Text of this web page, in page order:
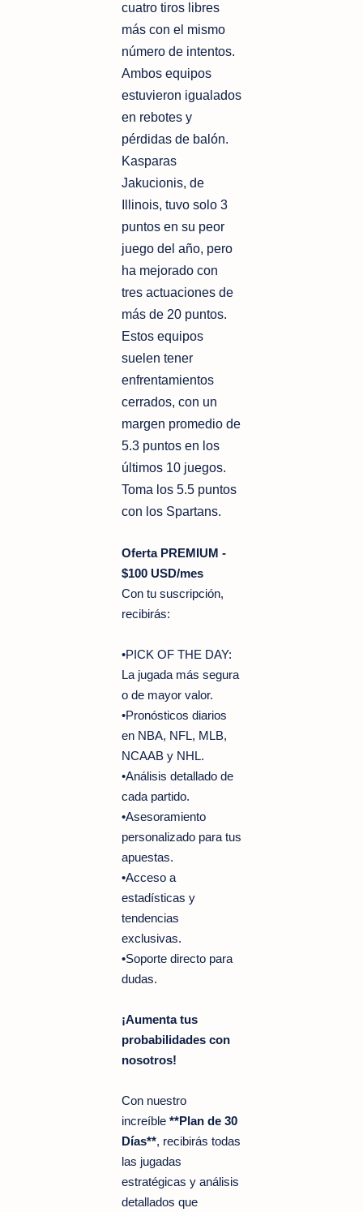
cuatro tiros libres
más con el mismo
número de intentos.
Ambos equipos
estuvieron igualados
en rebotes y
pérdidas de balón.
Kasparas
Jakucionis, de
Illinois, tuvo solo 3
puntos en su peor
juego del año, pero
ha mejorado con
tres actuaciones de
más de 20 puntos.
Estos equipos
suelen tener
enfrentamientos
cerrados, con un
margen promedio de
5.3 puntos en los
últimos 10 juegos.
Toma los 5.5 puntos
con los Spartans.
Oferta PREMIUM -
$100 USD/mes
Con tu suscripción,
recibirás:
•PICK OF THE DAY:
La jugada más segura
o de mayor valor.
•Pronósticos diarios
en NBA, NFL, MLB,
NCAAB y NHL.
•Análisis detallado de
cada partido.
•Asesoramiento
personalizado para tus
apuestas.
•Acceso a
estadísticas y
tendencias
exclusivas.
•Soporte directo para
dudas.
¡Aumenta tus
probabilidades con
nosotros!
Con nuestro
increíble **Plan de 30
Días**, recibirás todas
las jugadas
estratégicas y análisis
detallados que